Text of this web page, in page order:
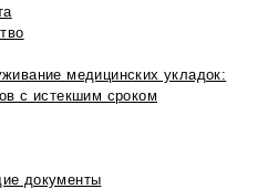
медицинских укладок:
с истекшим сроком
документы